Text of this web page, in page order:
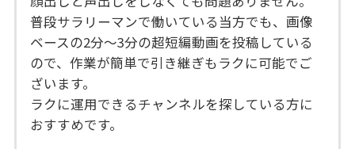
普段サラリーマンで働いている当方でも、画像
ベースの2分～3分の超短編動画を投稿している
ので、作業が簡単で引き継ぎもラクに可能でご
ざいます。
ラクに運用できるチャンネルを探している方に
おすすめです。